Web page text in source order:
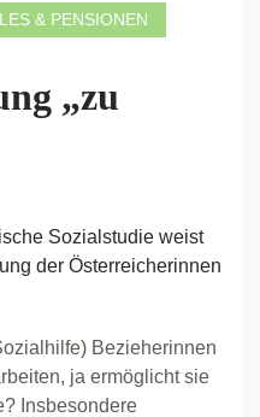
& PENSIONEN
„zu
Sozialstudie weist
der Österreicherinnen
Bezieherinnen
ja ermöglicht sie
Insbesondere